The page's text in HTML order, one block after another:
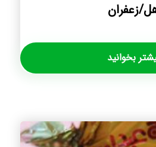
زعفران
بخوانید